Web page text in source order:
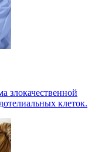
злокачественной
клеток.